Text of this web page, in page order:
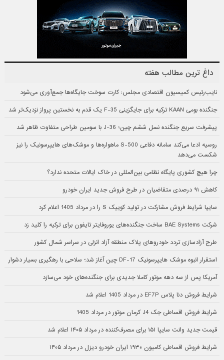
داغ ترین مطالب هفته
نایب‌رئیس کمیسیون اقتصادی مجلس: کارت سوخت جایگاه‌ها جمع‌آوری می‌شود
جنگنده بومی KAAN ترکیه برای جایگزینی F-35 یک قدم به نخستین پرواز نزدیک‌تر شد
پیشرفت سریع جنگنده نسل ششم چین؛ J-36 با سومین طراحی متفاوت ظاهر شد
روسیه ادعا می‌کند سامانه دفاعی S-500 ماهواره‌ها و موشک‌های هایپرسونیک را نیز
شکست می‌دهد
چرا هیچ کشوری پایگاه نظامی بین‌المللی در خاک ایالات متحده ندارد؟
کاهش ۹۱ درصدی متقاضیان در طرح فروش جدید ایران خودرو
سایپا شرایط فروش مشارکت در تولید کوییک S را در مرداد 1405 اعلام کرد
شرکت BAE Systems ساخت جنگنده‌های یوروفایتر تایفون برای ترکیه را کلید زد
طرح آزادسازی تردد خودروهای پلاک منطقه آزاد انزلی در سراسر شمال کشور
استقرار انبوه موشک هایپرسونیک DF-17 چین آغاز شد؛ سلاحی با رهگیری بسیار دشوار
آمریکا پس از سه دهه موتور کاملا جدیدی برای جنگنده‌های خود می‌سازد
شرایط فروش دنا پلاس EF7P در مرداد 1405 اعلام شد
شرایط فروش اقساطی جک J4 کرمان موتور در مرداد 1405
قیمت جدید وانت سایپا ۱۵۱ برای مصرف‌کننده در مرداد ۱۴۰۵ اعلام شد
شرایط فروش اقساطی کامیون ۱۹۳۰ ایران خودرو دیزل در مرداد ۱۴۰۵